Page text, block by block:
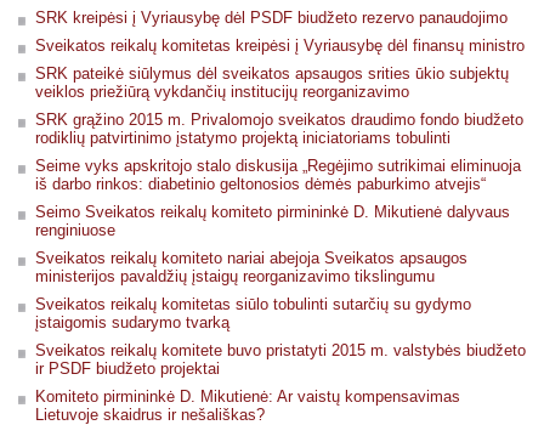
SRK kreipėsi į Vyriausybę dėl PSDF biudžeto rezervo panaudojimo
Sveikatos reikalų komitetas kreipėsi į Vyriausybę dėl finansų ministro
SRK pateikė siūlymus dėl sveikatos apsaugos srities ūkio subjektų
veiklos priežiūrą vykdančių institucijų reorganizavimo
SRK grąžino 2015 m. Privalomojo sveikatos draudimo fondo biudžeto
rodiklių patvirtinimo įstatymo projektą iniciatoriams tobulinti
Seime vyks apskritojo stalo diskusija „Regėjimo sutrikimai eliminuoja
iš darbo rinkos: diabetinio geltonosios dėmės paburkimo atvejis“
Seimo Sveikatos reikalų komiteto pirmininkė D. Mikutienė dalyvaus
renginiuose
Sveikatos reikalų komiteto nariai abejoja Sveikatos apsaugos
ministerijos pavaldžių įstaigų reorganizavimo tikslingumu
Sveikatos reikalų komitetas siūlo tobulinti sutarčių su gydymo
įstaigomis sudarymo tvarką
Sveikatos reikalų komitete buvo pristatyti 2015 m. valstybės biudžeto
ir PSDF biudžeto projektai
Komiteto pirmininkė D. Mikutienė: Ar vaistų kompensavimas
Lietuvoje skaidrus ir nešališkas?